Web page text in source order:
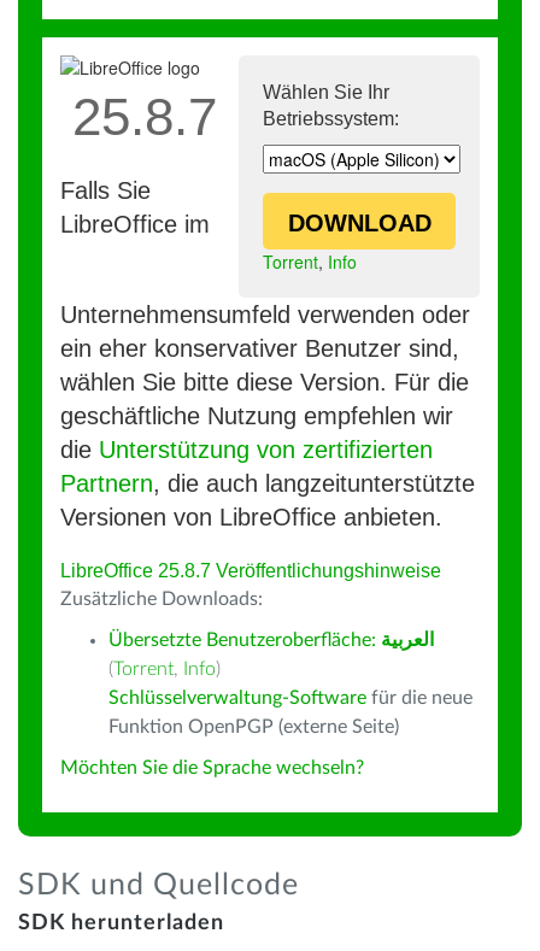
Wählen Sie Ihr
Betriebssystem:
DOWNLOAD
Torrent, Info
25.8.7
Falls Sie
LibreOffice im
Unternehmensumfeld verwenden oder
ein eher konservativer Benutzer sind,
wählen Sie bitte diese Version. Für die
geschäftliche Nutzung empfehlen wir
die Unterstützung von zertifizierten
Partnern, die auch langzeitunterstützte
Versionen von LibreOffice anbieten.
LibreOffice 25.8.7 Veröffentlichungshinweise
Zusätzliche Downloads:
Übersetzte Benutzeroberfläche: العربية
(Torrent, Info)
Schlüsselverwaltung-Software für die neue
Funktion OpenPGP (externe Seite)
Möchten Sie die Sprache wechseln?
SDK und Quellcode
SDK herunterladen